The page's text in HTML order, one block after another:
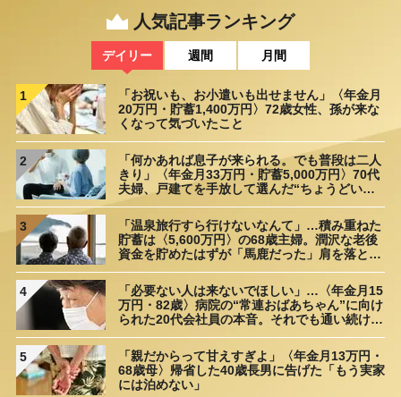
人気記事ランキング
デイリー 週間 月間
1
「お祝いも、お小遣いも出せません」〈年金月
20万円・貯蓄1,400万円〉72歳女性、孫が来な
くなって気づいたこと
2
「何かあれば息子が来られる。でも普段は二人
きり」〈年金月33万円・貯蓄5,000万円〉70代
夫婦、戸建てを手放して選んだ“ちょうどいい
3
「温泉旅行すら行けないなんて」…積み重ねた
貯蓄は〈5,600万円〉の68歳主婦。潤沢な老後
資金を貯めたはずが「馬鹿だった」肩を落とす
4
「必要ない人は来ないでほしい」…〈年金月15
万円・82歳〉病院の“常連おばあちゃん”に向け
られた20代会社員の本音。それでも通い続ける
5
「親だからって甘えすぎよ」〈年金月13万円・
68歳母〉帰省した40歳長男に告げた「もう実家
には泊めない」